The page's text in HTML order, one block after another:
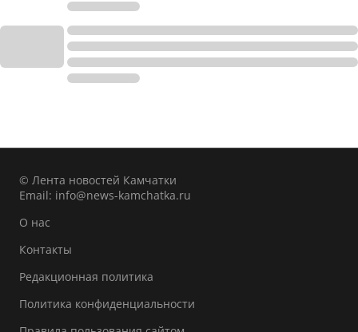
© Лента новостей Камчатки
Email: info@news-kamchatka.ru
О нас
Контакты
Редакционная политика
Политика конфиденциальности